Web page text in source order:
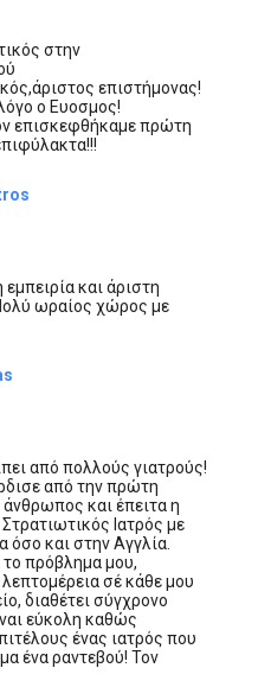
στην
επιστήμονας!
ο Ευοσμος!
επισκεφθήκαμε πρώτη
και άριστη
ωραίος χώρος με
από πολλούς γιατρούς!
από την πρώτη
και έπειτα η
Ιατρός με
όσο και στην Αγγλία.
πρόβλημα μου,
σέ κάθε μου
διαθέτει σύγχρονο
εύκολη καθώς
ένας ιατρός που
ένα ραντεβού! Τον